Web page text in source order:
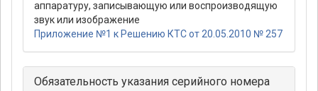
аппаратуру, записывающую или воспроизводящую
звук или изображение
Приложение №1 к Решению КТС от 20.05.2010 № 257
Обязательность указания серийного номера